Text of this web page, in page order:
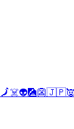
🗾☠️👽🎑👺🇯🇵